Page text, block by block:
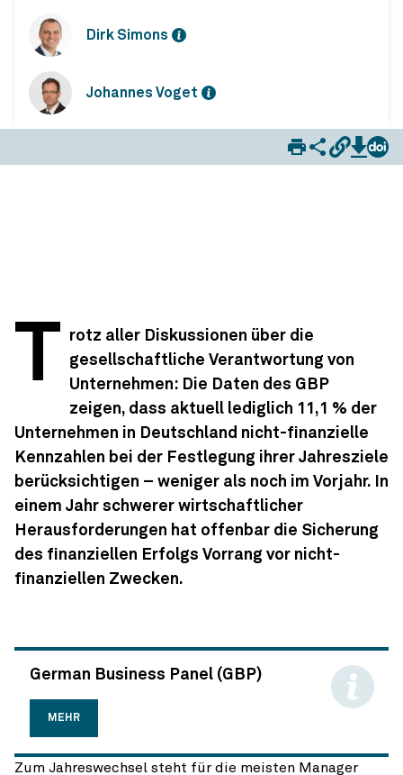
Dirk Simons
Johannes Voget
T
rotz aller Diskussionen über die
gesellschaftliche Verantwortung von
Unternehmen: Die Daten des GBP
zeigen, dass aktuell lediglich 11,1 % der
Unternehmen in Deutschland nicht-finanzielle
Kennzahlen bei der Festlegung ihrer Jahresziele
berücksichtigen – weniger als noch im Vorjahr. In
einem Jahr schwerer wirtschaftlicher
Herausforderungen hat offenbar die Sicherung
des finanziellen Erfolgs Vorrang vor nicht-
finanziellen Zwecken.
German Business Panel (GBP)
MEHR
Zum Jahreswechsel steht für die meisten Manager